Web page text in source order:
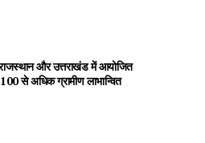
राजस्थान और उत्तराखंड में आयोजित
से अधिक ग्रामीण लाभान्वित